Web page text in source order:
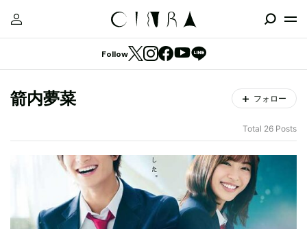
Follow
箭内夢菜 フォロー
Total 26 Posts